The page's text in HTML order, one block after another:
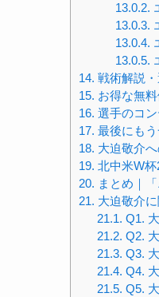
13.0.2.
13.0.3.
13.0.4.
13.0.5.
14. 戦術解説・
15. お得な無
16. 選手のコ
17. 最後にも
18. 大迫敬介
19. 北中米W杯
20. まとめ｜
21. 大迫敬介
21.1. Q1.
21.2. Q2.
21.3. Q3.
21.4. Q4.
21.5. Q5.